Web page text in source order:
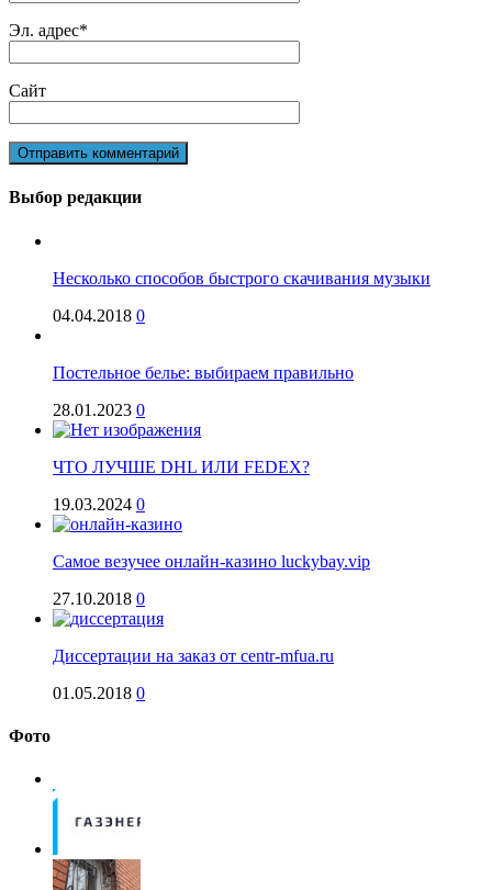
Эл. адрес*
Сайт
Выбор редакции
Несколько способов быстрого скачивания музыки
04.04.2018 0
Постельное белье: выбираем правильно
28.01.2023 0
ЧТО ЛУЧШЕ DHL ИЛИ FEDEX?
19.03.2024 0
Самое везучее онлайн-казино luckybay.vip
27.10.2018 0
Диссертации на заказ от centr-mfua.ru
01.05.2018 0
Фото